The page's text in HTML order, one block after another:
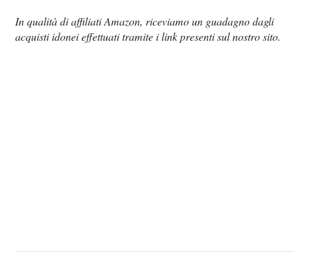
In qualità di affiliati Amazon, riceviamo un guadagno dagli
acquisti idonei effettuati tramite i link presenti sul nostro sito.